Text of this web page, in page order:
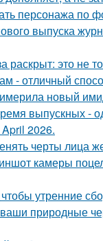
персонажа по
выпуска
раскрыт: это не
- отличный
новый
выпускных -
2026.
черты лица
камеры
чтобы утренние
природные